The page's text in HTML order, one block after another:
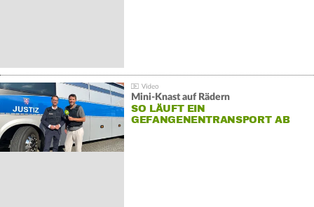
Mini-Knast auf Rädern
SO LÄUFT EIN
GEFANGENENTRANSPORT AB